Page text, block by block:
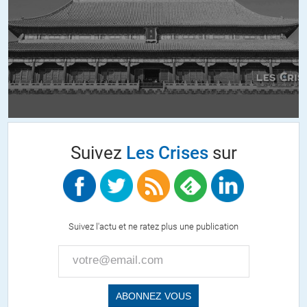
« Ce que la participation citoyenne apprend aux villes »…
Habitant à Grenoble, ville gouvernée par le grand démocrate Eric
Piolle (condamné par la justice ne l’oublions pas) et son équipe
municipale « à l’écoute de la population » les associations citoyennes
d’union de quartier sa battent depuis plusieurs années pour mettre
Réponse de la mairie (pour résumer) : Allez vous faire foutre.
Pendant ce temps, le maire et ses adjoints balancent le fric (des
gueux stupides qui n’ont rien compris) dans des projets qui ne
servent qu’à faire la promotion personnelle des dirigeants et de
Et comme il faut aller gratter les fonds de tiroirs pour récupérer
quelques €uros pour financer ce désastre et éviter que la ville ne soit
placée sous tutelle tous les moyens sont bons…
Il y a quelques mois, l’union de quartier a invite le maire à une réunion
Suivez Les Crisessur
Suivez l'actu et ne ratez plus une publication